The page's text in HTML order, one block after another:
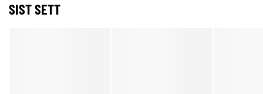
SIST SETT